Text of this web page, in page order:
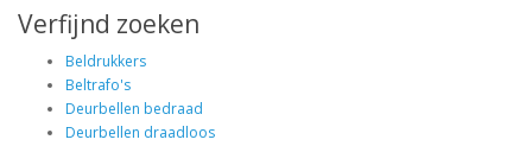
Verfijnd zoeken
Beldrukkers
Beltrafo's
Deurbellen bedraad
Deurbellen draadloos